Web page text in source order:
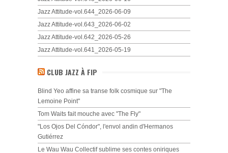
Jazz Attitude-vol.644_2026-06-09
Jazz Attitude-vol.643_2026-06-02
Jazz Attitude-vol.642_2026-05-26
Jazz Attitude-vol.641_2026-05-19
CLUB JAZZ À FIP
Blind Yeo affine sa transe folk cosmique sur "The
Lemoine Point"
Tom Waits fait mouche avec "The Fly"
"Los Ojos Del Cóndor", l'envol andin d'Hermanos
Gutiérrez
Le Wau Wau Collectif sublime ses contes oniriques